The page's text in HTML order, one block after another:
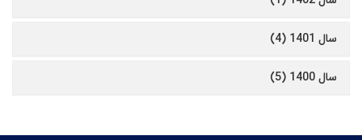
سال 1401 (4)
سال 1400 (5)